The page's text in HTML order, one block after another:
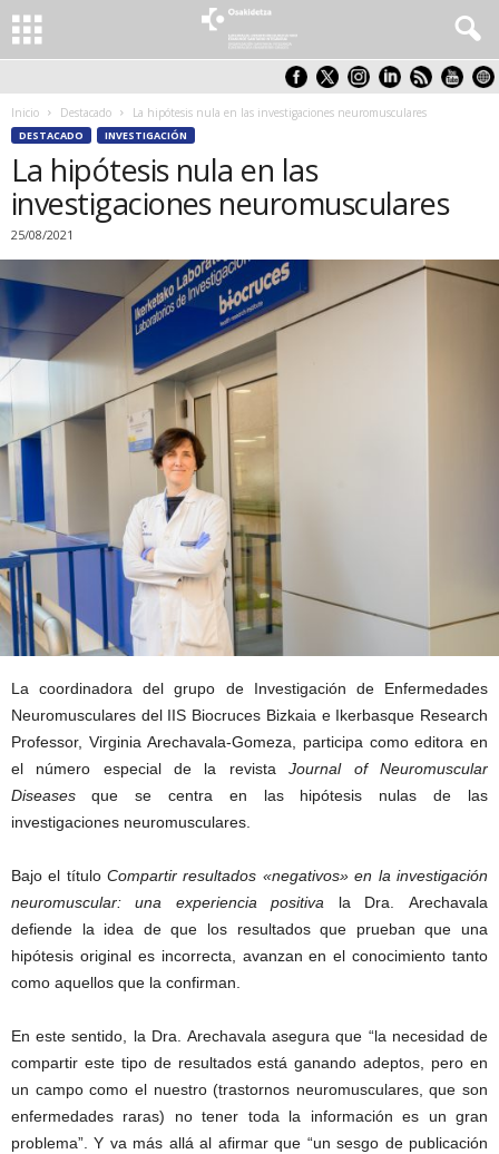
Inicio Destacado La hipótesis nula en las investigaciones neuromusculares
DESTACADO INVESTIGACIÓN
La hipótesis nula en las
investigaciones neuromusculares
25/08/2021
La coordinadora del grupo de Investigación de Enfermedades
Neuromusculares del IIS Biocruces Bizkaia e Ikerbasque Research
Professor, Virginia Arechavala-Gomeza, participa como editora en
el número especial de la revista Journal of Neuromuscular
Diseases que se centra en las hipótesis nulas de las
investigaciones neuromusculares.
Bajo el título Compartir resultados «negativos» en la investigación
neuromuscular: una experiencia positiva la Dra. Arechavala
defiende la idea de que los resultados que prueban que una
hipótesis original es incorrecta, avanzan en el conocimiento tanto
como aquellos que la confirman.
En este sentido, la Dra. Arechavala asegura que “la necesidad de
compartir este tipo de resultados está ganando adeptos, pero en
un campo como el nuestro (trastornos neuromusculares, que son
enfermedades raras) no tener toda la información es un gran
problema”. Y va más allá al afirmar que “un sesgo de publicación